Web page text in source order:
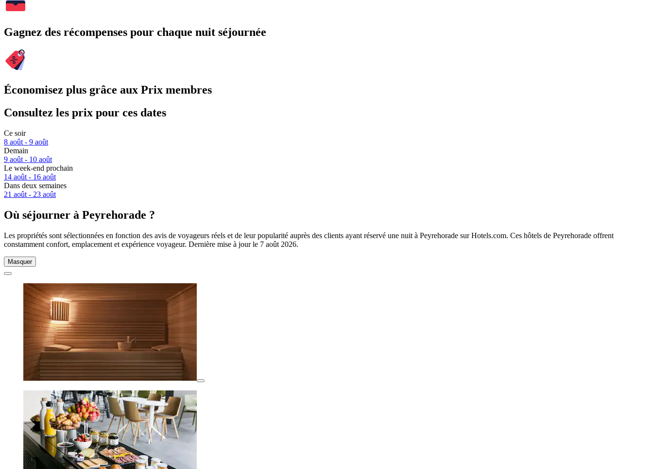
Gagnez des récompenses pour chaque nuit séjournée
Économisez plus grâce aux Prix membres
Consultez les prix pour ces dates
Ce soir
8 août - 9 août
Demain
9 août - 10 août
Le week-end prochain
14 août - 16 août
Dans deux semaines
21 août - 23 août
Où séjourner à Peyrehorade ?
Les propriétés sont sélectionnées en fonction des avis de voyageurs réels et de leur popularité auprès des clients ayant réservé une nuit à Peyrehorade sur Hotels.com. Ces hôtels de Peyrehorade offrent
constamment confort, emplacement et expérience voyageur. Dernière mise à jour le 7 août 2026.
Masquer